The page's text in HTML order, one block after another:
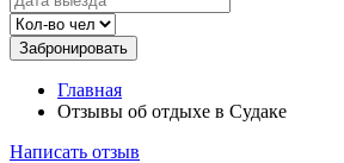
Забронировать
Главная
Отзывы об отдыхе в Судаке
Написать отзыв